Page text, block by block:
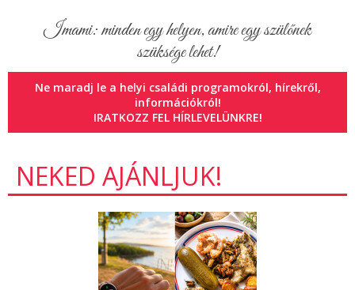
Imami: minden egy helyen, amire egy szülőnek
szüksége lehet!
Ne maradj le a helyi családi programokról, hírekről,
információkról!
IRATKOZZ FEL HÍRLEVELÜNKRE!
NEKED AJÁNLJUK!